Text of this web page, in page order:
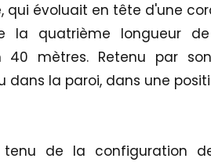
qui évoluait en tête d'une
la quatrième longueur
40 mètres. Retenu par
dans la paroi, dans une
tenu de la configuration